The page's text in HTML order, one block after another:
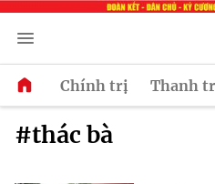
Chính trị Thanh
#thác bà